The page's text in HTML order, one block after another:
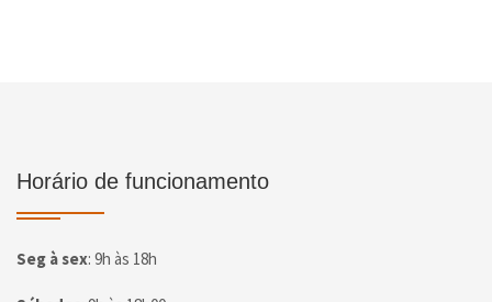
Horário de funcionamento
Seg à sex: 9h às 18h